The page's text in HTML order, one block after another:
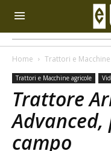
Home Trattori e
Trattori e Macchine agricole
Trattore
campo